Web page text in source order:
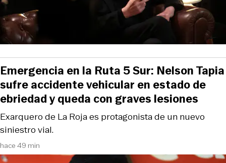
hace 49 min
Exarquero de La Roja es protagonista de un nuevo
siniestro vial.
Emergencia en la Ruta 5 Sur: Nelson Tapia
sufre accidente vehicular en estado de
ebriedad y queda con graves lesiones